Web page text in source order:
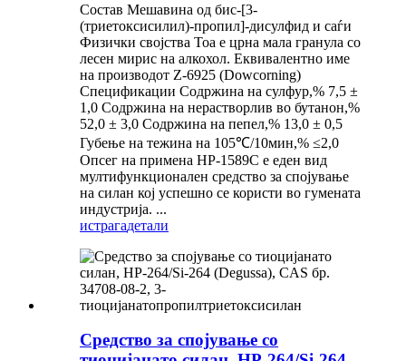
Состав Мешавина од бис-[3-
(триетоксисилил)-пропил]-дисулфид и саѓи
Физички својства Тоа е црна мала гранула со
лесен мирис на алкохол. Еквивалентно име
на производот Z-6925 (Dowcorning)
Спецификации Содржина на сулфур,% 7,5 ±
1,0 Содржина на нерастворлив во бутанон,%
52,0 ± 3,0 Содржина на пепел,% 13,0 ± 0,5
Губење на тежина на 105℃/10мин,% ≤2,0
Опсег на примена HP-1589C е еден вид
мултифункционален средство за спојување
на силан кој успешно се користи во гумената
индустрија. ...
истрагадетали
Средство за спојување со